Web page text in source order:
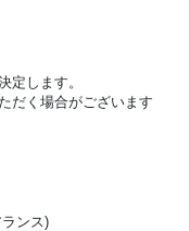
定します。
だく場合がございます
ンス)